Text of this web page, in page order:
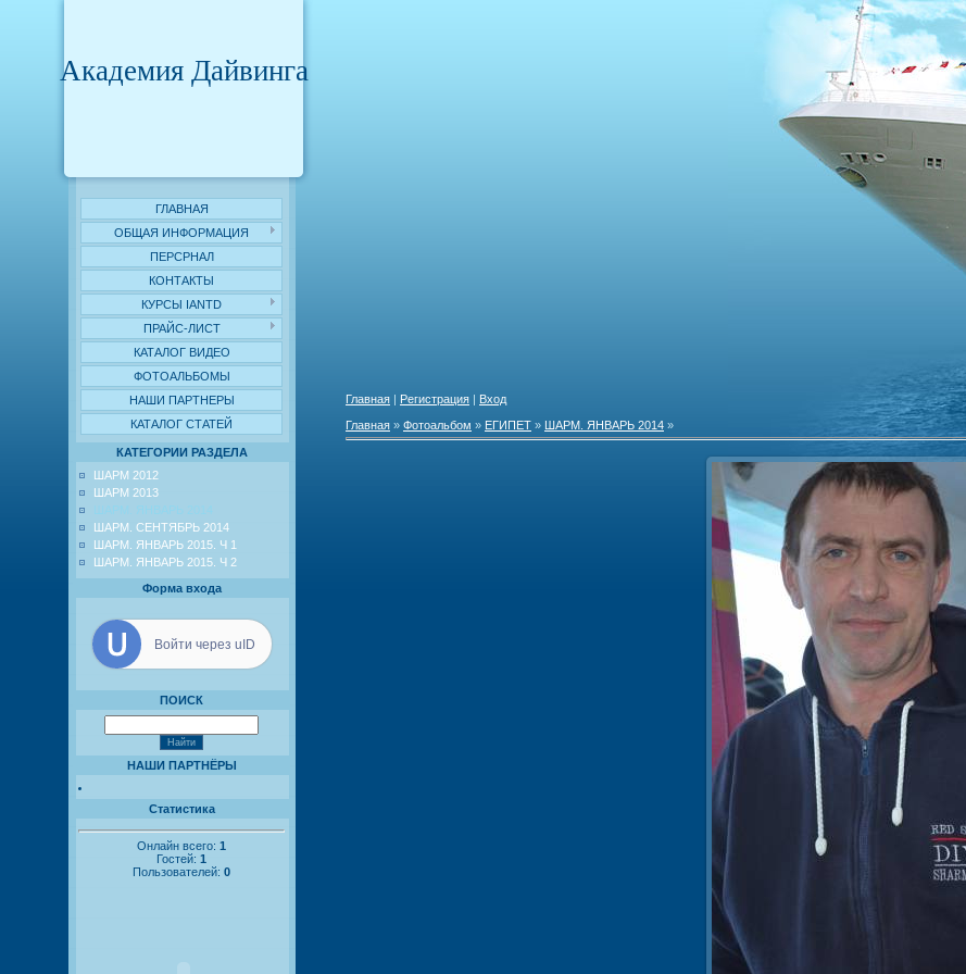
Академия Дайвинга
ГЛАВНАЯ
ОБЩАЯ ИНФОРМАЦИЯ
ПЕРСРНАЛ
КОНТАКТЫ
КУРСЫ IANTD
ПРАЙС-ЛИСТ
КАТАЛОГ ВИДЕО
ФОТОАЛЬБОМЫ
НАШИ ПАРТНЕРЫ
КАТАЛОГ СТАТЕЙ
КАТЕГОРИИ РАЗДЕЛА
ШАРМ 2012
ШАРМ 2013
ШАРМ. СЕНТЯБРЬ 2014
ШАРМ. ЯНВАРЬ 2015. Ч 1
ШАРМ. ЯНВАРЬ 2015. Ч 2
Форма входа
Войти через uID
ПОИСК
НАШИ ПАРТНЁРЫ
Статистика
Онлайн всего: 1
Гостей: 1
Пользователей: 0
Главная | Регистрация | Вход
Главная » Фотоальбом » ЕГИПЕТ » ШАРМ. ЯНВАРЬ 2014 »